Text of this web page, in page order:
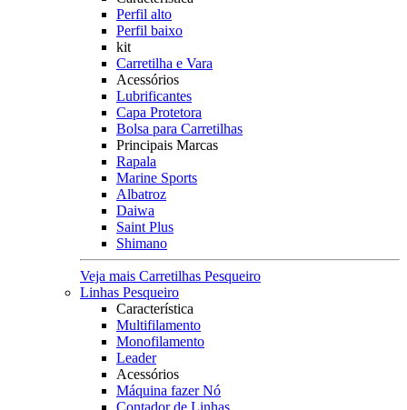
Perfil alto
Perfil baixo
kit
Carretilha e Vara
Acessórios
Lubrificantes
Capa Protetora
Bolsa para Carretilhas
Principais Marcas
Rapala
Marine Sports
Albatroz
Daiwa
Saint Plus
Shimano
Veja mais Carretilhas Pesqueiro
Linhas Pesqueiro
Característica
Multifilamento
Monofilamento
Leader
Acessórios
Máquina fazer Nó
Contador de Linhas